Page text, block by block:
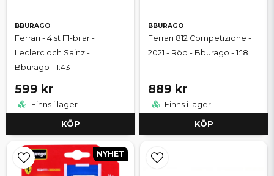
BBURAGO
Ferrari - 4 st F1-bilar -
Leclerc och Sainz -
Bburago - 1:43
599 kr
Finns i lager
KÖP
BBURAGO
Ferrari 812 Competizione -
2021 - Röd - Bburago - 1:18
889 kr
Finns i lager
KÖP
NYHET